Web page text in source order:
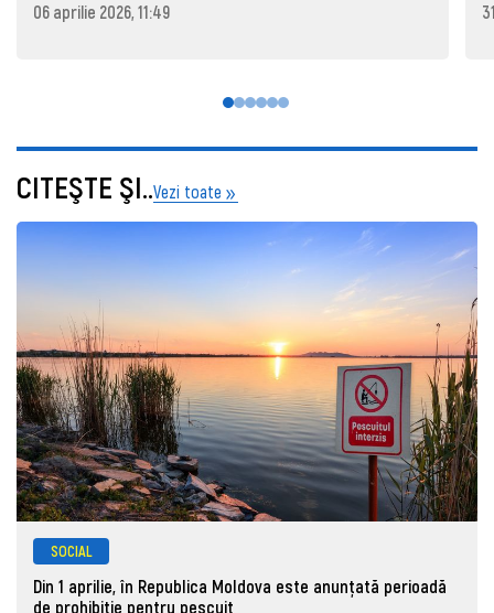
06 aprilie 2026, 11:49
CITEŞTE ŞI..Vezi toate
SOCIAL
Din 1 aprilie, în Republica Moldova este anunţată perioadă
de prohibiţie pentru pescuit